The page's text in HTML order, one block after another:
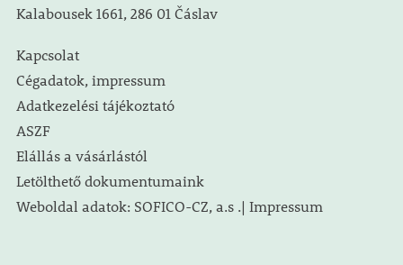
Kalabousek 1661, 286 01 Čáslav
Kapcsolat
Cégadatok, impressum
Adatkezelési tájékoztató
ASZF
Elállás a vásárlástól
Letölthető dokumentumaink
Weboldal adatok: SOFICO-CZ, a.s .| Impressum